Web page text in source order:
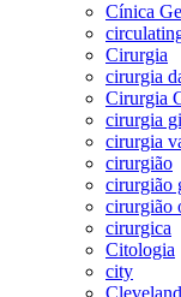
Cínica
Cirurgia
cirurgia
Cirurgia
cirurgia
cirurgia
cirurgião
cirurgião
cirurgião
cirurgica
Citologia
city
Cleveland